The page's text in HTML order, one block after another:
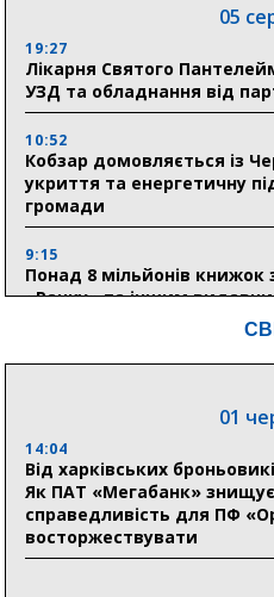
05
19:27
Лікарня Святого
УЗД та обладнання від
10:52
Кобзар домовляється із
укриття та енергетичну
громади
9:15
Понад 8 мільйонів книжок
«Ранку» та іншим
04
Пенсійний фонд Сумщини
на пенсії, страхові
прифронтових громад
01
14:04
Від харківських
Як ПАТ «Мегабанк»
справедливість для ПФ
восторжествувати